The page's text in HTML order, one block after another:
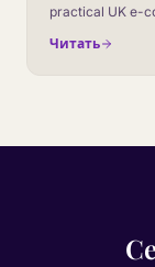
practical UK e-
under peak load.
Читать